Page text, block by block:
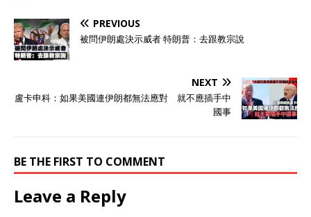
PREVIOUS
被問伊朗處決示威者 特朗普：去跟教宗說
NEXT
盧卡申科：如果美國連伊朗都無法應對 就不應插手中
國事
BE THE FIRST TO COMMENT
Leave a Reply